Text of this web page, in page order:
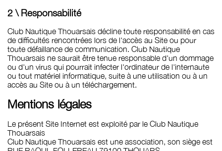
2 \ Responsabilité
Club Nautique Thouarsais décline toute responsabilité en cas
de difficultés rencontrées lors de l'accès au Site ou pour
toute défaillance de communication. Club Nautique
Thouarsais ne saurait être tenue responsable d'un dommage
ou d'un virus qui pourrait infecter l'ordinateur de l'internaute
ou tout matériel informatique, suite à une utilisation ou à un
accès au Site ou à un téléchargement.
Mentions légales
Le présent Site Internet est exploité par le Club Nautique
Thouarsais
Club Nautique Thouarsais est une association, son siège est